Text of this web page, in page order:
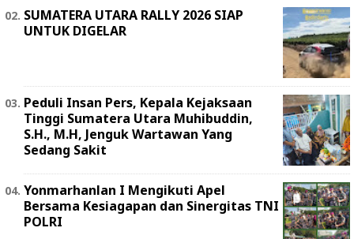
SUMATERA UTARA RALLY 2026 SIAP
UNTUK DIGELAR
Peduli Insan Pers, Kepala Kejaksaan
Tinggi Sumatera Utara Muhibuddin,
S.H., M.H, Jenguk Wartawan Yang
Sedang Sakit
Yonmarhanlan I Mengikuti Apel
Bersama Kesiagapan dan Sinergitas TNI
POLRI